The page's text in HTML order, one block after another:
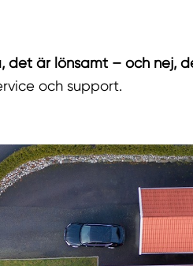
det är lönsamt – och nej,
och support.